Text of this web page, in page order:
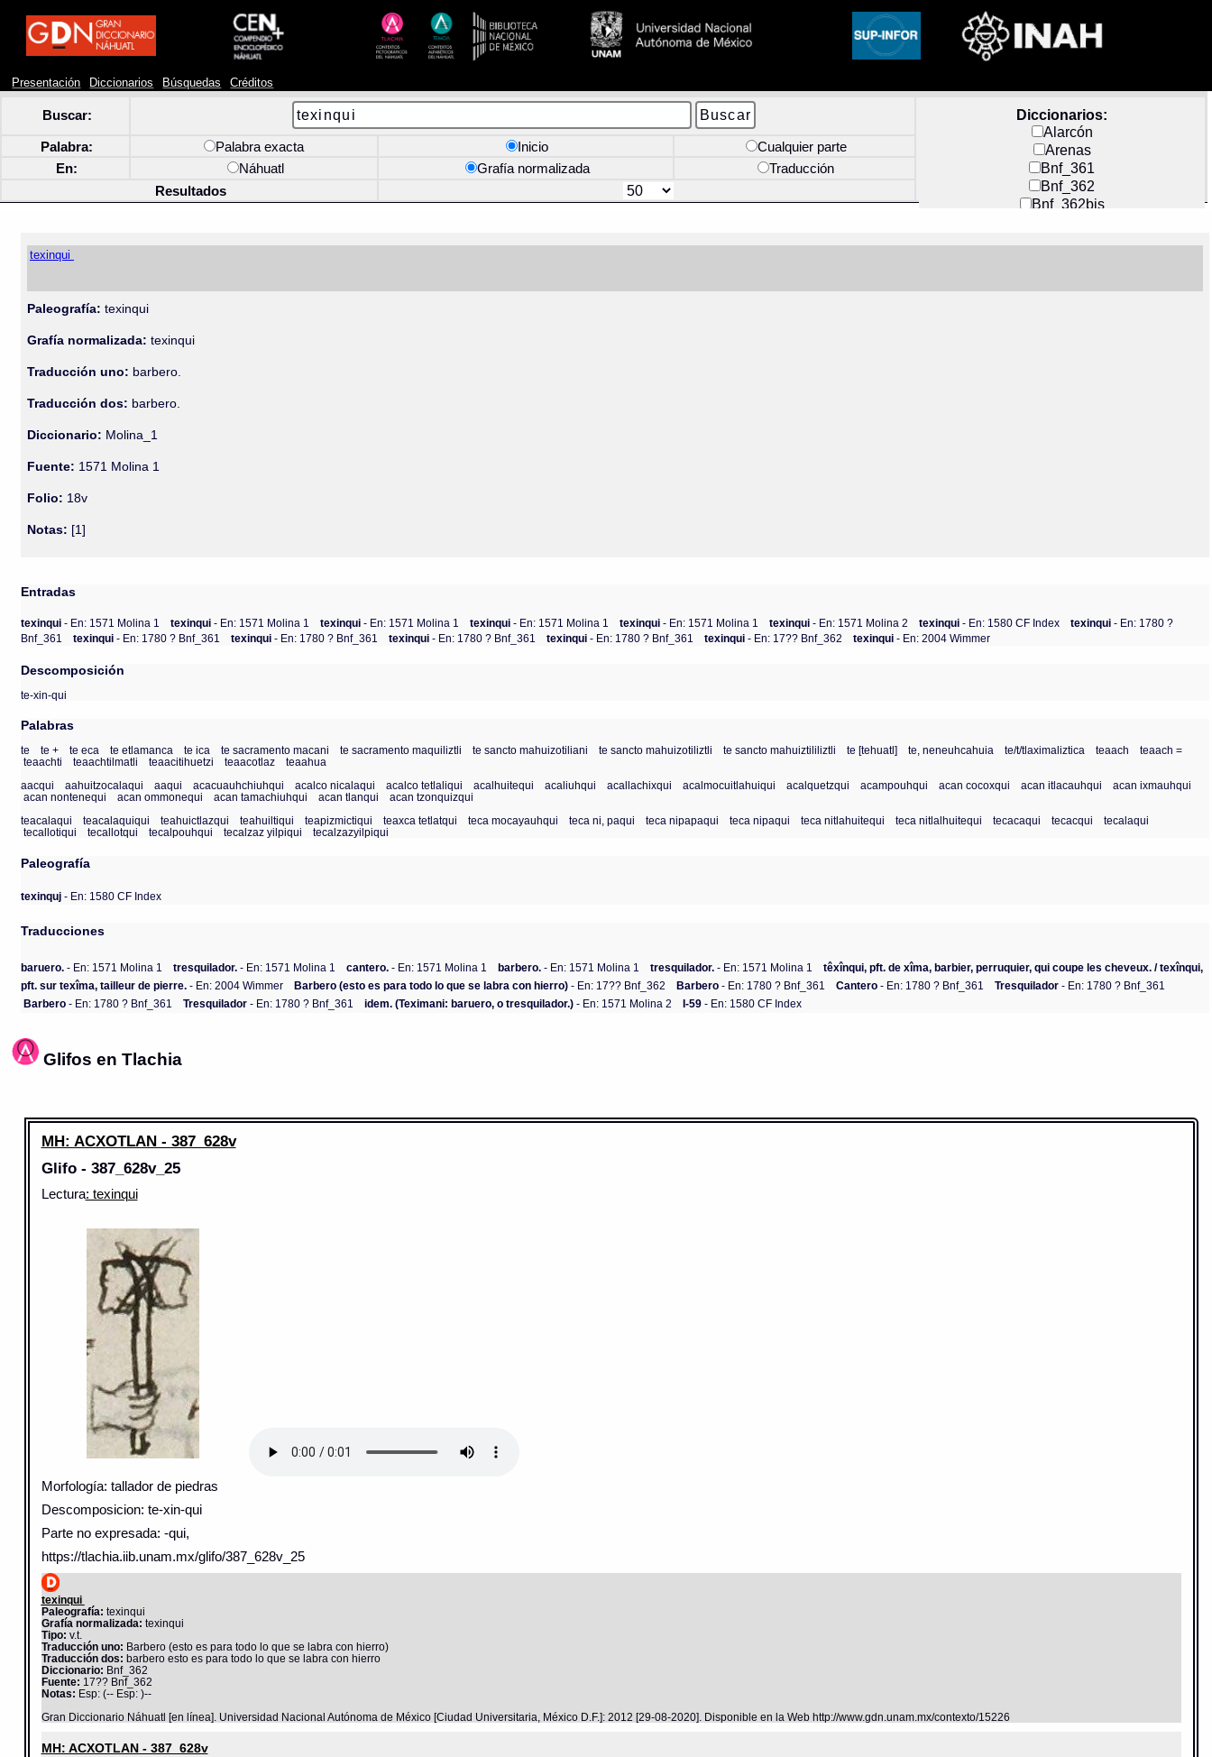
Presentación Diccionarios Búsquedas Créditos
Buscar:
Diccionarios:
Alarcón
Arenas
Bnf_361
Bnf_362
Bnf_362bis
Docs_México
Palabra: Palabra exacta Inicio
Cualquier parte
En:
Náhuatl Grafía normalizada
Traducción
Resultados
texinqui
Paleografía: texinqui
Grafía normalizada: texinqui
Traducción uno: barbero.
Traducción dos: barbero.
Diccionario: Molina_1
Fuente: 1571 Molina 1
Folio: 18v
Notas: [1]
Entradas
texinqui- En: 1571 Molina 1 texinqui- En: 1571 Molina 1 texinqui- En: 1571 Molina 1 texinqui- En: 1571 Molina 1 texinqui- En: 1571 Molina 1 texinqui- En: 1571 Molina 2 texinqui- En: 1580 CF Index texinqui- En: 1780 ?
Bnf_361
texinqui- En: 1780 ? Bnf_361 texinqui- En: 1780 ? Bnf_361 texinqui- En: 1780 ? Bnf_361 texinqui- En: 1780 ? Bnf_361 texinqui- En: 17?? Bnf_362 texinqui- En: 2004 Wimmer
Descomposición
te-xin-qui
Palabras
te te + te eca te etlamanca te ica te sacramento macani te sacramento maquiliztli te sancto mahuizotiliani te sancto mahuizotiliztli te sancto mahuiztililiztli te [tehuatl] te, neneuhcahuia te/t/tlaximaliztica teaach
teaach =
teaachti
teaachtilmatli teaacitihuetzi teaacotlaz
teaahua
aacqui
aahuitzocalaqui aaqui acacuauhchiuhqui acalco nicalaqui acalco tetlaliqui acalhuitequi acaliuhqui acallachixqui acalmocuitlahuiqui acalquetzqui acampouhqui acan cocoxqui acan itlacauhqui
acan ixmauhqui
acan nontenequi
acan ommonequi acan tamachiuhqui acan tlanqui
acan tzonquizqui
teacalaqui
teacalaquiqui teahuictlazqui teahuiltiqui teapizmictiqui teaxca tetlatqui teca mocayauhqui teca ni, paqui teca nipapaqui teca nipaqui teca nitlahuitequi teca nitlalhuitequi tecacaqui tecacqui
tecalaqui
tecallotiqui
tecallotqui tecalpouhqui tecalzaz yilpiqui tecalzazyilpiqui
Paleografía
texinquj - En: 1580 CF Index
Traducciones
baruero. - En: 1571 Molina 1 tresquilador. - En: 1571 Molina 1 cantero. - En: 1571 Molina 1 barbero. - En: 1571 Molina 1 tresquilador. - En: 1571 Molina 1
têxînqui, pft. de xîma, barbier, perruquier, qui coupe les cheveux. / texînqui,
pft. sur texîma, tailleur de pierre. - En: 2004 Wimmer Barbero (esto es para todo lo que se labra con hierro) - En: 17?? Bnf_362 Barbero - En: 1780 ? Bnf_361 Cantero - En: 1780 ? Bnf_361 Tresquilador - En: 1780 ? Bnf_361
Barbero - En: 1780 ? Bnf_361 Tresquilador - En: 1780 ? Bnf_361 idem. (Teximani: baruero, o tresquilador.) - En: 1571 Molina 2 I-59 - En: 1580 CF Index
Glifos en Tlachia
MH: ACXOTLAN - 387_628v
Glifo - 387_628v_25
Lectura: texinqui
Morfología: tallador de piedras
Descomposicion: te-xin-qui
Parte no expresada: -qui,
https://tlachia.iib.unam.mx/glifo/387_628v_25
texinqui
Paleografía: texinqui
Grafía normalizada: texinqui
Tipo: v.t.
Traducción uno: Barbero (esto es para todo lo que se labra con hierro)
Traducción dos: barbero esto es para todo lo que se labra con hierro
Diccionario: Bnf_362
Fuente: 17?? Bnf_362
Notas: Esp: (-- Esp: )--
Gran Diccionario Náhuatl [en línea]. Universidad Nacional Autónoma de México [Ciudad Universitaria, México D.F.]: 2012 [29-08-2020]. Disponible en la Web http://www.gdn.unam.mx/contexto/15226
MH: ACXOTLAN - 387_628v